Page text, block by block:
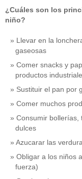
¿Cuáles son los
niño?
Llevar en la
gaseosas
Comer snacks y
productos
Sustituir el pan por
Comer muchos
Consumir bollerías,
dulces
Azucarar las
Obligar a los niños
fuerza)